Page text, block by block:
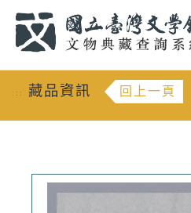
::: 藏品資訊 回上一頁